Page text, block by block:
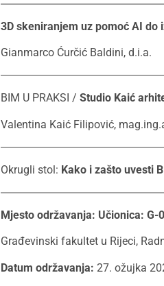
3D skeniranjem uz pomoć AI
Gianmarco Ćurčić Baldini, d.i.a.
BIM U PRAKSI / Studio Kaić
Valentina Kaić Filipović,
Okrugli stol: Kako i zašto uvesti
Mjesto održavanja: Učionica: G-
Građevinski fakultet u Rijeci,
Datum održavanja: 27. ožujka